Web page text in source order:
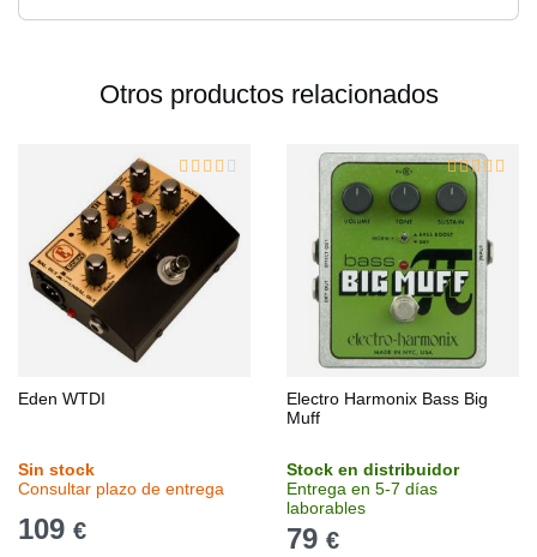
Otros productos relacionados
Eden WTDI
Sin stock
Consultar plazo de entrega
109 €
Electro Harmonix Bass Big
Muff
Stock en distribuidor
Entrega en 5-7 días
laborables
79 €